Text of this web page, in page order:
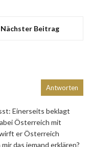
Nächster Beitrag
Einerseits beklagt
Österreich mit
er Österreich
das jemand erklären?
Antworten